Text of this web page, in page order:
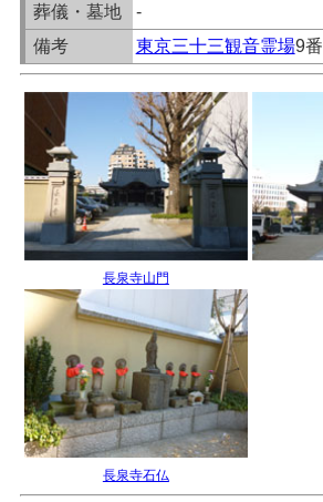
葬儀・墓地
-
備考
東京三十三観音霊場9番
長泉寺山門
長泉寺石仏